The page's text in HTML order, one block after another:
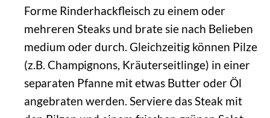
Forme Rinderhackfleisch zu einem oder
mehreren Steaks und brate sie nach Belieben
medium oder durch. Gleichzeitig können Pilze
(z.B. Champignons, Kräuterseitlinge) in einer
separaten Pfanne mit etwas Butter oder Öl
angebraten werden. Serviere das Steak mit